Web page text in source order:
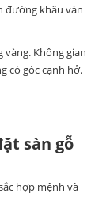
đường khâu ván
vàng. Không gian
có góc cạnh hở.
sàn gỗ
hợp mệnh và